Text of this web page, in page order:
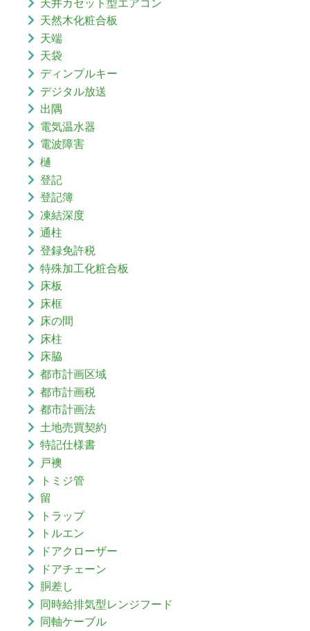
天然木化粧合板
天端
天袋
ディンプルキー
デジタル放送
出隅
電気温水器
電波障害
樋
登記
登記簿
凍結深度
通柱
登録免許税
特殊加工化粧合板
床板
床框
床の間
床柱
床脇
都市計画区域
都市計画税
都市計画法
土地売買契約
特記仕様書
戸襖
トミジ管
留
トラップ
トルエン
ドアクローザー
ドアチェーン
胴差し
同時給排気型レンジフード
同軸ケーブル